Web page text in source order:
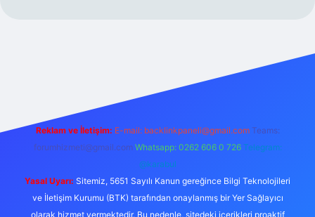
Reklam ve İletişim: E-mail: backlinkpaneli@gmail.com Teams:
forumhizmeti@gmail.com Whatsapp: 0262 606 0 726 Telegram:
@karabul
Yasal Uyarı: Sitemiz, 5651 Sayılı Kanun gereğince Bilgi Teknolojileri
ve İletişim Kurumu (BTK) tarafından onaylanmış bir Yer Sağlayıcı
olarak hizmet vermektedir. Bu nedenle, sitedeki içerikleri proaktif